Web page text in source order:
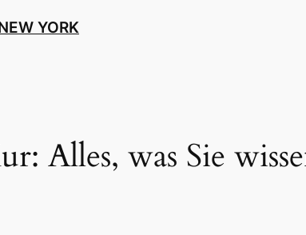
YORK
Alles, was Sie